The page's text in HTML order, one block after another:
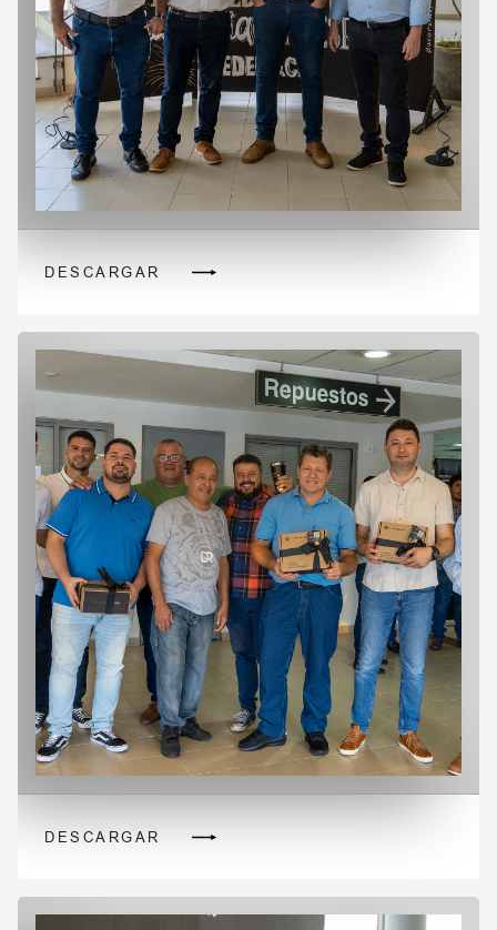
DESCARGAR
DESCARGAR